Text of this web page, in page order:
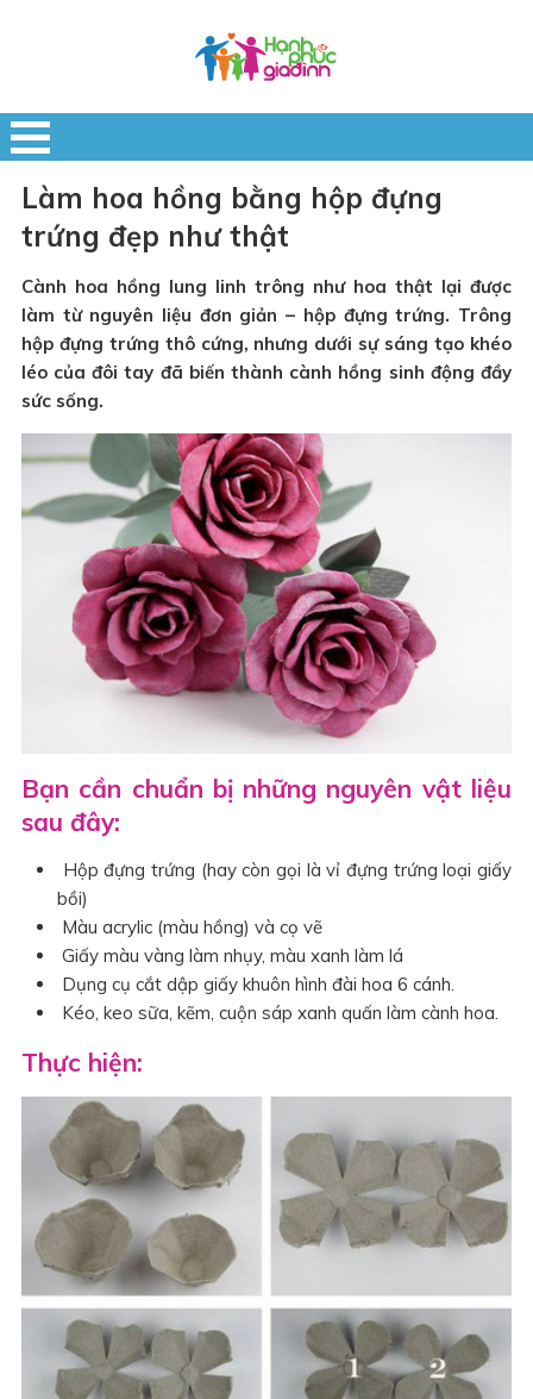
Làm hoa hồng bằng hộp đựng
trứng đẹp như thật
Cành hoa hồng lung linh trông như hoa thật lại được
làm từ nguyên liệu đơn giản – hộp đựng trứng. Trông
hộp đựng trứng thô cứng, nhưng dưới sự sáng tạo khéo
léo của đôi tay đã biến thành cành hồng sinh động đầy
sức sống.
Bạn cần chuẩn bị những nguyên vật liệu
sau đây:
Hộp đựng trứng (hay còn gọi là vỉ đựng trứng loại giấy
bồi)
Màu acrylic (màu hồng) và cọ vẽ
Giấy màu vàng làm nhụy, màu xanh làm lá
Dụng cụ cắt dập giấy khuôn hình đài hoa 6 cánh.
Kéo, keo sữa, kẽm, cuộn sáp xanh quấn làm cành hoa.
Thực hiện: